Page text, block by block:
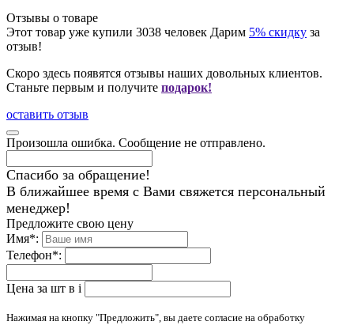
Отзывы о товаре
Этот товар уже купили 3038 человек Дарим 5% скидку за
отзыв!
Скоро здесь появятся отзывы наших довольных клиентов.
Станьте первым и получите подарок!
оставить отзыв
Произошла ошибка. Сообщение не отправлено.
Спасибо за обращение!
В ближайшее время с Вами свяжется персональный
менеджер!
Предложите свою цену
Имя*:
Телефон*:
Цена за шт в i
Нажимая на кнопку "Предложить", вы даете согласие на обработку